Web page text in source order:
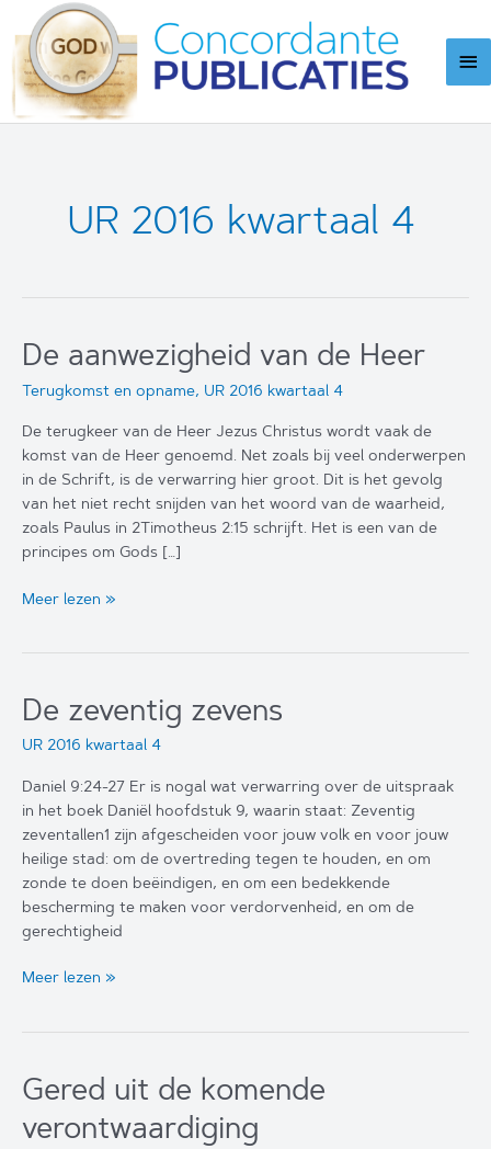
naar
de
inhoud
UR 2016 kwartaal 4
De aanwezigheid van de Heer
Terugkomst en opname, UR 2016 kwartaal 4
De terugkeer van de Heer Jezus Christus wordt vaak de
komst van de Heer genoemd. Net zoals bij veel onderwerpen
in de Schrift, is de verwarring hier groot. Dit is het gevolg
van het niet recht snijden van het woord van de waarheid,
zoals Paulus in 2Timotheus 2:15 schrijft. Het is een van de
principes om Gods […]
De
Meer lezen »
De zeventig zevens
UR 2016 kwartaal 4
Daniel 9:24-27 Er is nogal wat verwarring over de uitspraak
in het boek Daniël hoofdstuk 9, waarin staat: Zeventig
zeventallen1 zijn afgescheiden voor jouw volk en voor jouw
heilige stad: om de overtreding tegen te houden, en om
zonde te doen beëindigen, en om een bedekkende
bescherming te maken voor verdorvenheid, en om de
gerechtigheid
De
Meer lezen »
Gered uit de komende
verontwaardiging